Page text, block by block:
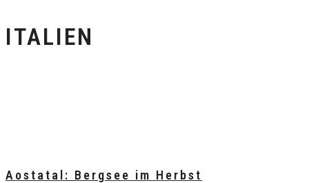
ITALIEN
Aostatal: Bergsee im Herbst